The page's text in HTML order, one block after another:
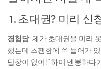
1. 초대권? 미리 신
경험담: 제가 초대권을 미리
했는데 스팸함에 쏙 들어가
답장이 없어!” 하며 멘붕하다